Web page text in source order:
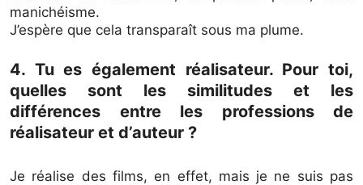
manichéisme.
J’espère que cela transparaît sous ma plume.
4. Tu es également réalisateur. Pour toi,
quelles sont les similitudes et les
différences entre les professions de
réalisateur et d’auteur ?
Je réalise des films, en effet, mais je ne suis pas